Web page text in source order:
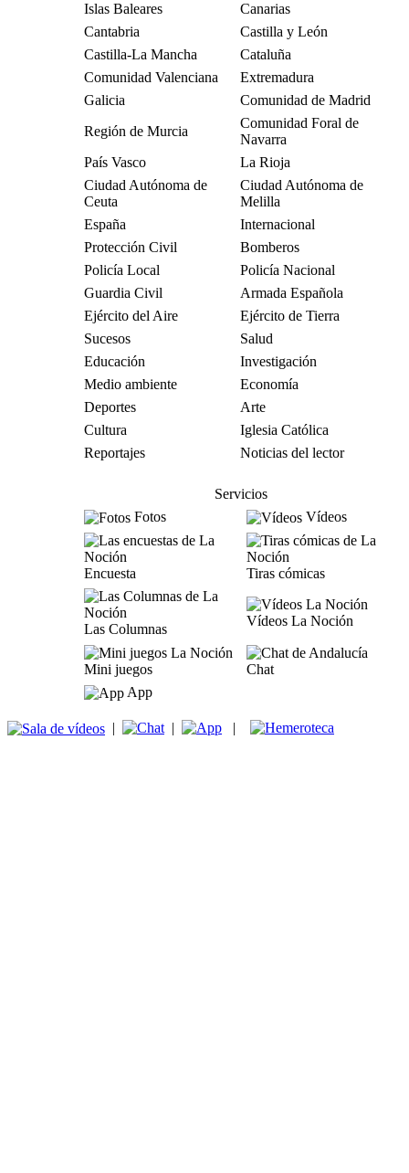
Islas Baleares
Canarias
Cantabria
Castilla y León
Castilla-La Mancha
Cataluña
Comunidad Valenciana
Extremadura
Galicia
Comunidad de Madrid
Región de Murcia
Comunidad Foral de
Navarra
País Vasco
La Rioja
Ciudad Autónoma de
Ceuta
Ciudad Autónoma de
Melilla
España
Internacional
Protección Civil
Bomberos
Policía Local
Policía Nacional
Guardia Civil
Armada Española
Ejército del Aire
Ejército de Tierra
Sucesos
Salud
Educación
Investigación
Medio ambiente
Economía
Deportes
Arte
Cultura
Iglesia Católica
Reportajes
Noticias del lector
Servicios
Fotos
Vídeos
Encuesta Tiras cómicas
Las Columnas
Vídeos La Noción
Mini juegos
Chat
App
| | |